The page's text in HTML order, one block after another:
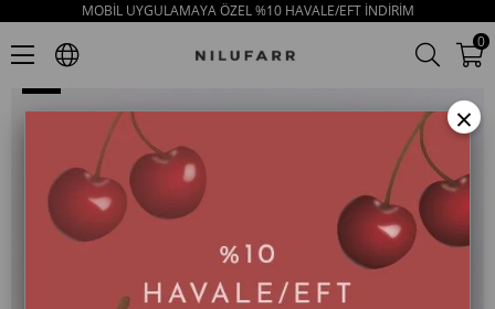
MOBİL UYGULAMAYA ÖZEL %10 HAVALE/EFT İNDİRİM
0
Little Teddy Siyah Hakiki Deri Kadın Loafer
×